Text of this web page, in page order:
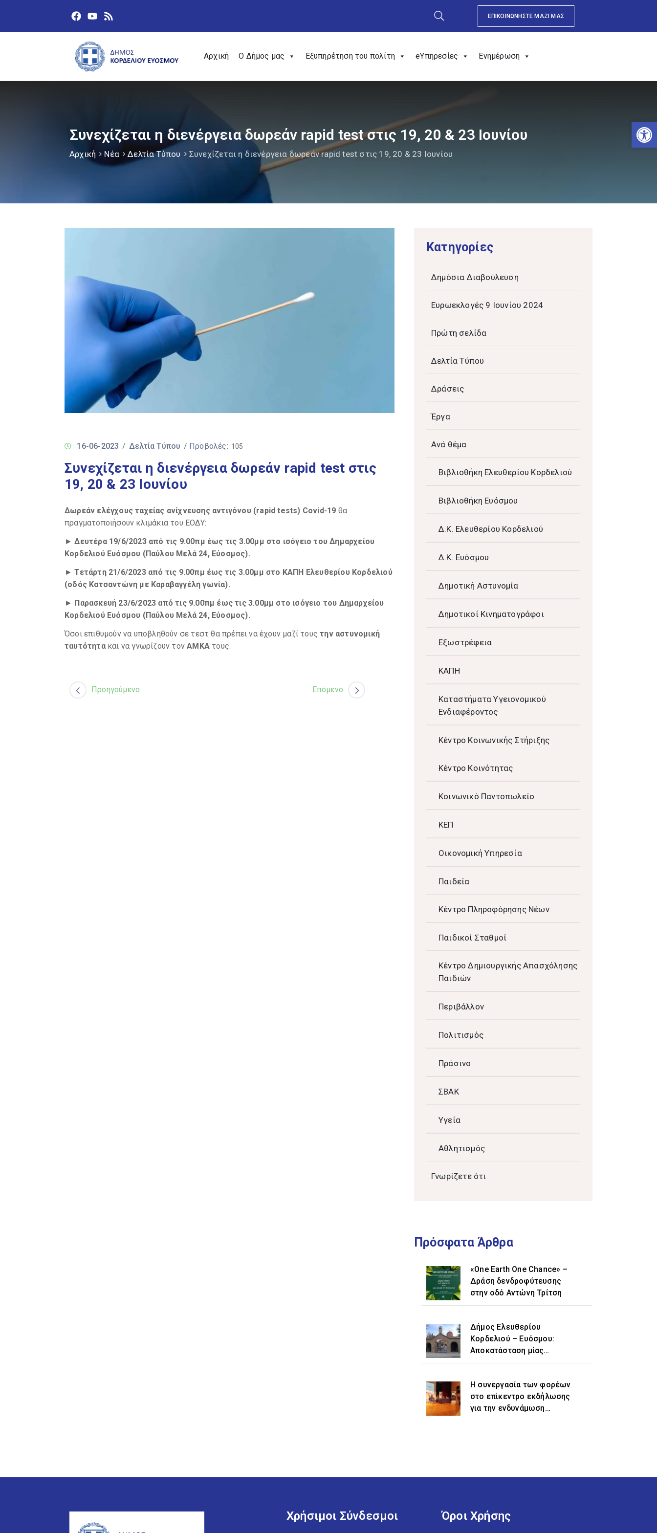
ΕΠΙΚΟΙΝΩΝΗΣΤΕ ΜΑΖΙ ΜΑΣ
Αρχική Ο Δήμος μας Εξυπηρέτηση του πολίτη eΥπηρεσίες Ενημέρωση
Συνεχίζεται η διενέργεια δωρεάν rapid test στις 19, 20 & 23 Ιουνίου
Αρχική Νέα Δελτία Τύπου Συνεχίζεται η διενέργεια δωρεάν rapid test στις 19, 20 & 23 Ιουνίου
16-06-2023 / Δελτία Τύπου / Προβολές: 105
Συνεχίζεται η διενέργεια δωρεάν rapid test στις
19, 20 & 23 Ιουνίου
Δωρεάν ελέγχους ταχείας ανίχνευσης αντιγόνου (rapid tests) Covid-19 θα
πραγματοποιήσουν κλιμάκια του ΕΟΔΥ:
►Δευτέρα1 9/6/2023 από τις 9.00πμ έως τις 3.00μμ στο ισόγειο του Δημαρχείου
Κορδελιού Ευόσμου (Παύλου Μελά 24, Εύοσμος).
►Τετάρτη 21/6/2023 από τις 9.00πμ έως τις 3.00μμ στο ΚΑΠΗ Ελευθερίου Κορδελιού
(οδός Κατσαντώνη με Καραβαγγέλη γωνία).
► Παρασκευή 23/6/2023 από τις 9.00πμ έως τις 3.00μμ στο ισόγειο του Δημαρχείου
Κορδελιού Ευόσμου (Παύλου Μελά 24, Εύοσμος).
Όσοι επιθυμούν να υποβληθούν σε τεστ θα πρέπει να έχουν μαζί τουςτην αστυνομική
ταυτότητα και να γνωρίζουν τονΑΜΚΑ τους.
Προηγούμενο Επόμενο
Kατηγορίες
Δημόσια Διαβούλευση
Ευρωεκλογές 9 Ιουνίου 2024
Πρώτη σελίδα
Δελτία Τύπου
Δράσεις
Έργα
Ανά θέμα
Βιβλιοθήκη Ελευθερίου Κορδελιού
Βιβλιοθήκη Ευόσμου
Δ.Κ. Ελευθερίου Κορδελιού
Δ.Κ. Ευόσμου
Δημοτική Αστυνομία
Δημοτικοί Κινηματογράφοι
Εξωστρέφεια
ΚΑΠΗ
Καταστήματα Υγειονομικού
Ενδιαφέροντος
Κέντρο Κοινωνικής Στήριξης
Κέντρο Κοινότητας
Κοινωνικό Παντοπωλείο
ΚΕΠ
Οικονομική Υπηρεσία
Παιδεία
Κέντρο Πληροφόρησης Νέων
Παιδικοί Σταθμοί
Κέντρο Δημιουργικής Απασχόλησης
Παιδιών
Περιβάλλον
Πολιτισμός
Πράσινο
ΣΒΑΚ
Υγεία
Αθλητισμός
Γνωρίζετε ότι
Πρόσφατα Άρθρα
«One Earth One Chance» –
Δράση δενδροφύτευσης
στην οδό Αντώνη Τρίτση
Δήμος Ελευθερίου
Κορδελιού – Ευόσμου:
Αποκατάσταση μίας
ιστορικής αδικίας η
«Ελευθέριο» στην
ονομασία του δήμου
Η συνεργασία των φορέων
στο επίκεντρο εκδήλωσης
για την ενδυνάμωση
Χρήσιμοι Σύνδεσμοι Όροι Χρήσης